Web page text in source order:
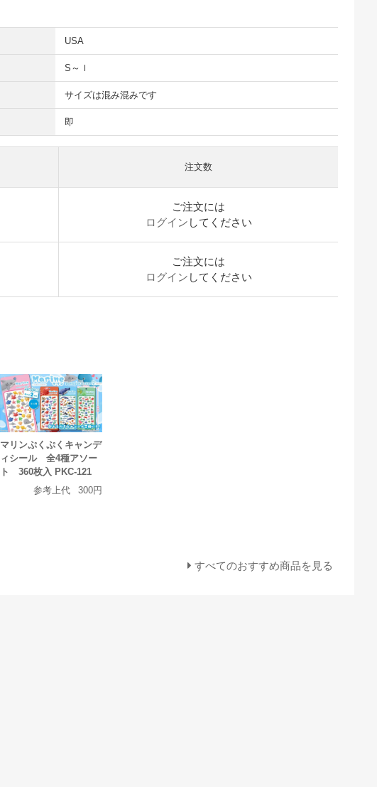
USA
S～ｌ
サイズは混み混みです
即
注文数
ご注文には
ログイン してください
ご注文には
ログイン してください
マリンぷくぷくキャンデ
ィシール 全4種アソー
ト 360枚入 PKC-121
参考上代
300円
すべてのおすすめ商品を見る